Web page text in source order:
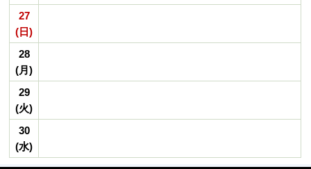
27
(日)
28
(月)
29
(火)
30
(水)